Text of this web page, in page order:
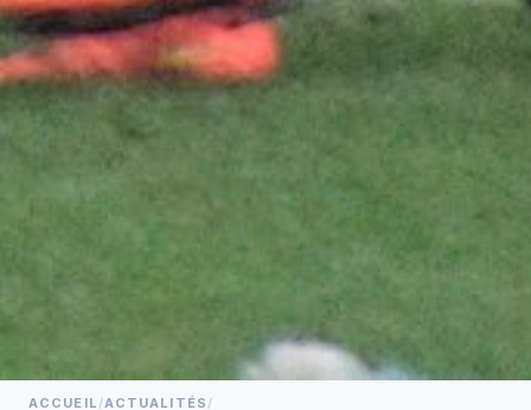
ACCUEIL /ACTUALITÉS /